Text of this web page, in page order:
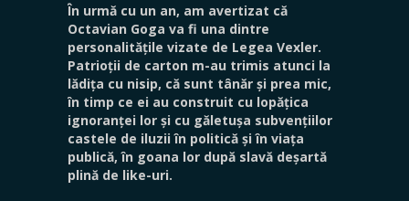
În urmă cu un an, am avertizat că
Octavian Goga va fi una dintre
personalitățile vizate de Legea Vexler.
Patrioții de carton m-au trimis atunci la
lădița cu nisip, că sunt tânăr și prea mic,
în timp ce ei au construit cu lopățica
ignoranței lor și cu găletușa subvențiilor
castele de iluzii în politică și în viața
publică, în goana lor după slavă deșartă
plină de like-uri.